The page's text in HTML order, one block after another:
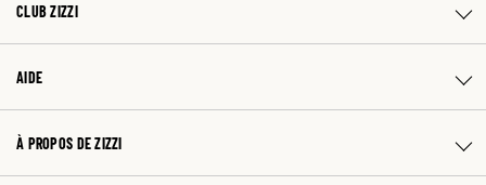
CLUB ZIZZI
AIDE
À PROPOS DE ZIZZI